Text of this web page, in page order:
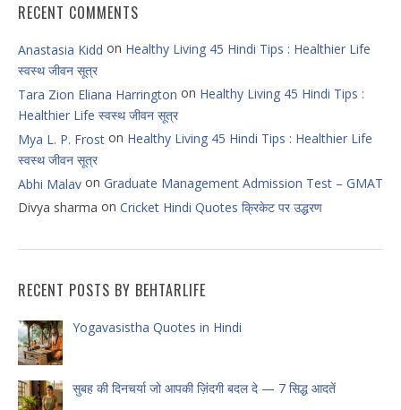
RECENT COMMENTS
Anastasia Kidd on Healthy Living 45 Hindi Tips : Healthier Life
स्वस्थ जीवन सूत्र
Tara Zion Eliana Harrington on Healthy Living 45 Hindi Tips :
Healthier Life स्वस्थ जीवन सूत्र
Mya L. P. Frost on Healthy Living 45 Hindi Tips : Healthier Life
स्वस्थ जीवन सूत्र
Abhi Malav on Graduate Management Admission Test – GMAT
Divya sharma on Cricket Hindi Quotes क्रिकेट पर उद्धरण
RECENT POSTS BY BEHTARLIFE
Yogavasistha Quotes in Hindi
सुबह की दिनचर्या जो आपकी ज़िंदगी बदल दे — 7 सिद्ध आदतें